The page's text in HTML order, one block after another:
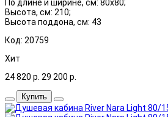
По длине и ширине, см: 80x80;
Высота, см: 210;
Высота поддона, см: 43
Код: 20759
Хит
24 820 р. 29 200 р.
Купить